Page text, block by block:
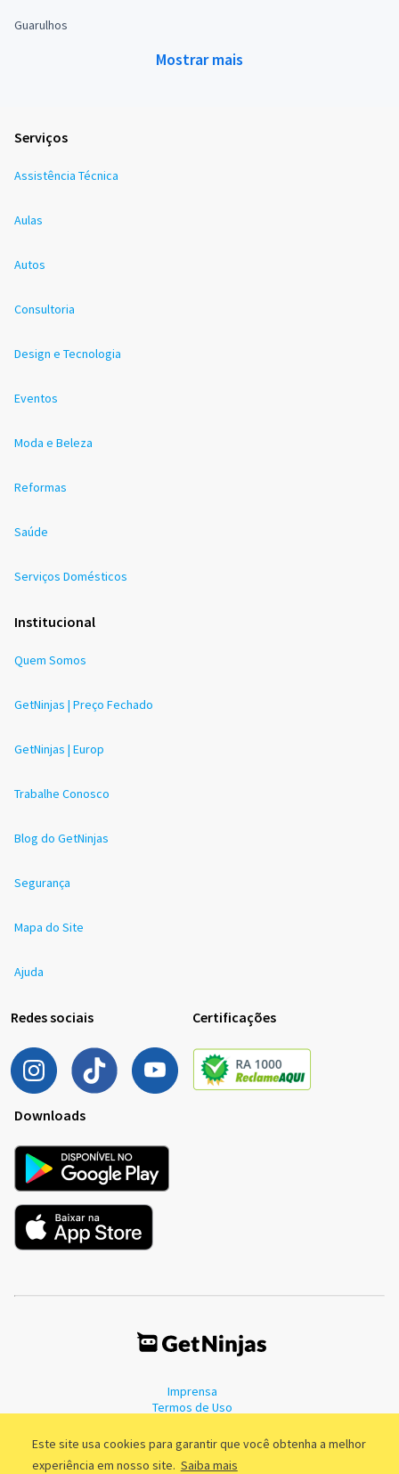
Este site usa cookies para garantir que você obtenha a melhor
experiência em nosso site. Saiba mais
Guarulhos
Mostrar mais
Serviços
Assistência Técnica
Aulas
Autos
Consultoria
Design e Tecnologia
Eventos
Moda e Beleza
Reformas
Saúde
Serviços Domésticos
Institucional
Quem Somos
GetNinjas | Preço Fechado
GetNinjas | Europ
Trabalhe Conosco
Blog do GetNinjas
Segurança
Mapa do Site
Ajuda
Redes sociais Certificações
Downloads
Imprensa
Termos de Uso